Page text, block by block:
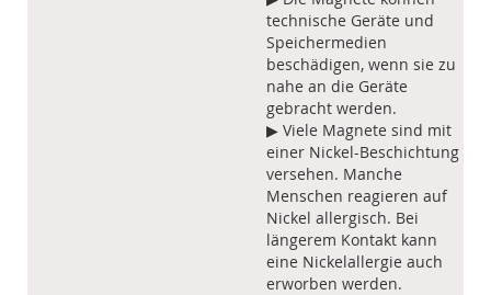
technische Geräte und
Speichermedien
beschädigen, wenn sie zu
nahe an die Geräte
gebracht werden.
▶ Viele Magnete sind mit
einer Nickel-Beschichtung
versehen. Manche
Menschen reagieren auf
Nickel allergisch. Bei
längerem Kontakt kann
eine Nickelallergie auch
erworben werden.